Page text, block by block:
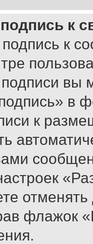
к
к
вы
в
к
флажок